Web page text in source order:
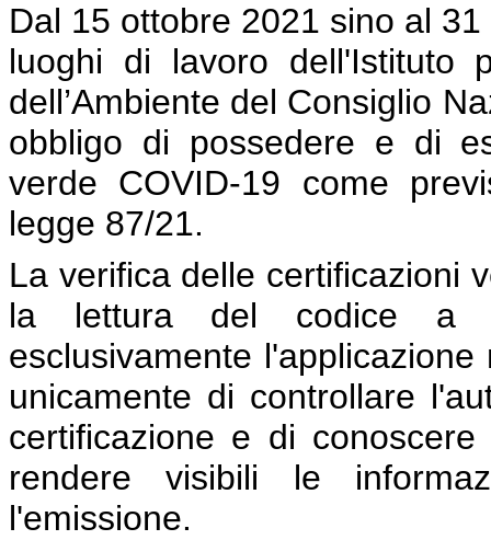
Dal 15 ottobre 2021 sino al
luoghi di lavoro dell'Istituto
dell’Ambiente del Consiglio
obbligo di possedere e di
verde COVID-19 come
legge 87/21.
La verifica delle certificazioni
la lettura del codice a
esclusivamente
unicamente di controllare
certificazione e di
rendere visibili le
l'emissione.